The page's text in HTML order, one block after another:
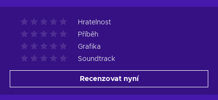
Hratelnost
Příběh
Grafika
Soundtrack
Recenzovat nyní